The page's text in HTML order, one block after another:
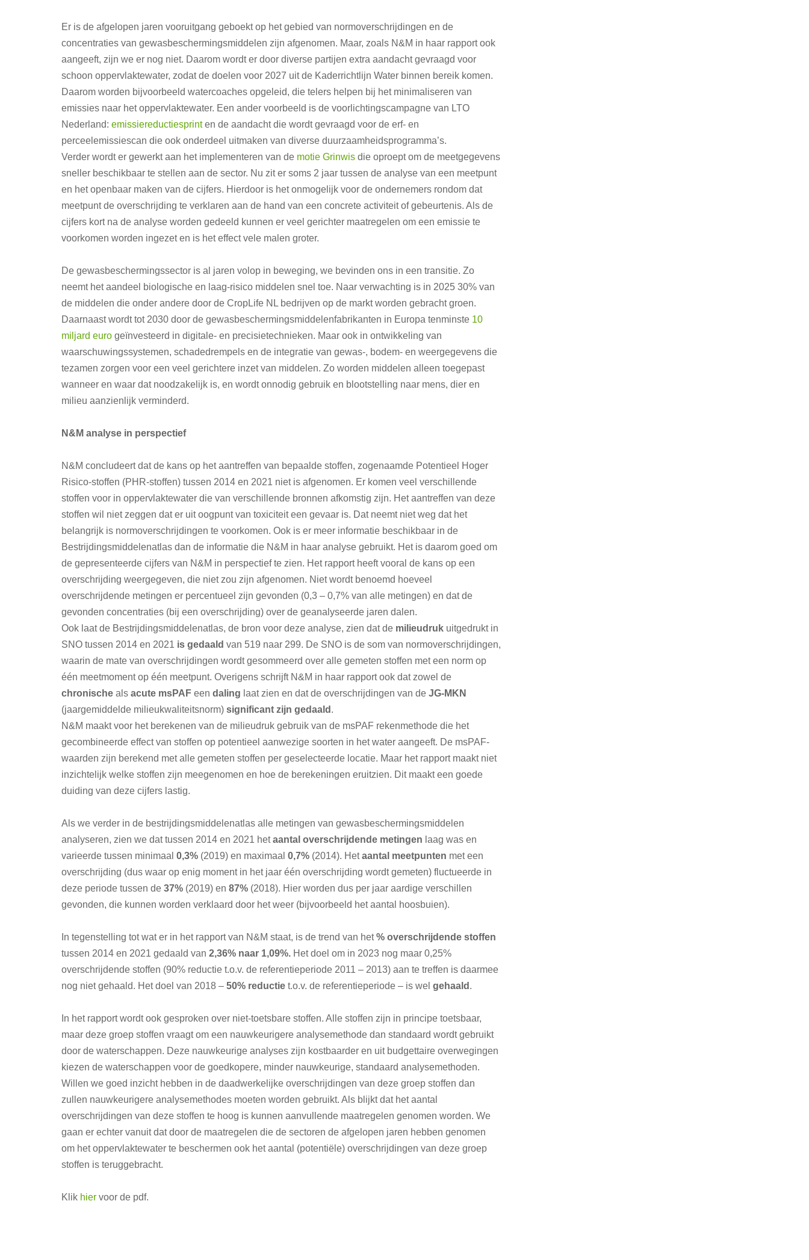
Er is de afgelopen jaren vooruitgang geboekt op het gebied van normoverschrijdingen en de
concentraties van gewasbeschermingsmiddelen zijn afgenomen. Maar, zoals N&M in haar rapport ook
aangeeft, zijn we er nog niet. Daarom wordt er door diverse partijen extra aandacht gevraagd voor
schoon oppervlaktewater, zodat de doelen voor 2027 uit de Kaderrichtlijn Water binnen bereik komen.
Daarom worden bijvoorbeeld watercoaches opgeleid, die telers helpen bij het minimaliseren van
emissies naar het oppervlaktewater. Een ander voorbeeld is de voorlichtingscampagne van LTO
Nederland: emissiereductiesprinten de aandacht die wordt gevraagd voor de erf- en
perceelemissiescan die ook onderdeel uitmaken van diverse duurzaamheidsprogramma’s.
Verder wordt er gewerkt aan het implementeren van de motie Grinwis die oproept om de meetgegevens
sneller beschikbaar te stellen aan de sector. Nu zit er soms 2 jaar tussen de analyse van een meetpunt
en het openbaar maken van de cijfers. Hierdoor is het onmogelijk voor de ondernemers rondom dat
meetpunt de overschrijding te verklaren aan de hand van een concrete activiteit of gebeurtenis. Als de
cijfers kort na de analyse worden gedeeld kunnen er veel gerichter maatregelen om een emissie te
voorkomen worden ingezet en is het effect vele malen groter.
De gewasbeschermingssector is al jaren volop in beweging, we bevinden ons in een transitie. Zo
neemt het aandeel biologische en laag-risico middelen snel toe. Naar verwachting is in 2025 30% van
de middelen die onder andere door de CropLife NL bedrijven op de markt worden gebracht groen.
Daarnaast wordt tot 2030 door de gewasbeschermingsmiddelenfabrikanten in Europa tenminste 10
miljard euro geïnvesteerd in digitale- en precisietechnieken. Maar ook in ontwikkeling van
waarschuwingssystemen, schadedrempels en de integratie van gewas-, bodem- en weergegevens die
tezamen zorgen voor een veel gerichtere inzet van middelen. Zo worden middelen alleen toegepast
wanneer en waar dat noodzakelijk is, en wordt onnodig gebruik en blootstelling naar mens, dier en
milieu aanzienlijk verminderd.
N&M analyse in perspectief
N&M concludeert dat de kans op het aantreffen van bepaalde stoffen, zogenaamde Potentieel Hoger
Risico-stoffen (PHR-stoffen) tussen 2014 en 2021 niet is afgenomen. Er komen veel verschillende
stoffen voor in oppervlaktewater die van verschillende bronnen afkomstig zijn. Het aantreffen van deze
stoffen wil niet zeggen dat er uit oogpunt van toxiciteit een gevaar is. Dat neemt niet weg dat het
belangrijk is normoverschrijdingen te voorkomen. Ook is er meer informatie beschikbaar in de
Bestrijdingsmiddelenatlas dan de informatie die N&M in haar analyse gebruikt. Het is daarom goed om
de gepresenteerde cijfers van N&M in perspectief te zien. Het rapport heeft vooral de kans op een
overschrijding weergegeven, die niet zou zijn afgenomen. Niet wordt benoemd hoeveel
overschrijdende metingen er percentueel zijn gevonden (0,3 – 0,7% van alle metingen) en dat de
gevonden concentraties (bij een overschrijding) over de geanalyseerde jaren dalen.
Ook laat de Bestrijdingsmiddelenatlas, de bron voor deze analyse, zien dat de milieudruk uitgedrukt in
SNO tussen 2014 en 2021 is gedaald van 519 naar 299. De SNO is de som van normoverschrijdingen,
waarin de mate van overschrijdingen wordt gesommeerd over alle gemeten stoffen met een norm op
één meetmoment op één meetpunt. Overigens schrijft N&M in haar rapport ook dat zowel de
chronische als acute msPAF een daling laat zien en dat de overschrijdingen van de JG-MKN
(jaargemiddelde milieukwaliteitsnorm) significant zijn gedaald .
N&M maakt voor het berekenen van de milieudruk gebruik van de msPAF rekenmethode die het
gecombineerde effect van stoffen op potentieel aanwezige soorten in het water aangeeft. De msPAF-
waarden zijn berekend met alle gemeten stoffen per geselecteerde locatie. Maar het rapport maakt niet
inzichtelijk welke stoffen zijn meegenomen en hoe de berekeningen eruitzien. Dit maakt een goede
duiding van deze cijfers lastig.
Als we verder in de bestrijdingsmiddelenatlas alle metingen van gewasbeschermingsmiddelen
analyseren, zien we dat tussen 2014 en 2021 hetaantal overschrijdende metingen laag was en
varieerde tussen minimaal 0,3% (2019) en maximaal 0,7% (2014). Hetaantal meetpunten met een
overschrijding (dus waar op enig moment in het jaar één overschrijding wordt gemeten) fluctueerde in
deze periode tussen de 37% (2019) en 87% (2018). Hier worden dus per jaar aardige verschillen
gevonden, die kunnen worden verklaard door het weer (bijvoorbeeld het aantal hoosbuien).
In tegenstelling tot wat er in het rapport van N&M staat, is de trend van het% overschrijdende stoffen
tussen 2014 en 2021 gedaald van 2,36% naar 1,09%. Het doel om in 2023 nog maar 0,25%
overschrijdende stoffen (90% reductie t.o.v. de referentieperiode 2011 – 2013) aan te treffen is daarmee
nog niet gehaald. Het doel van 2018 – 50% reductie t.o.v. de referentieperiode – is wel gehaald .
In het rapport wordt ook gesproken over niet-toetsbare stoffen. Alle stoffen zijn in principe toetsbaar,
maar deze groep stoffen vraagt om een nauwkeurigere analysemethode dan standaard wordt gebruikt
door de waterschappen. Deze nauwkeurige analyses zijn kostbaarder en uit budgettaire overwegingen
kiezen de waterschappen voor de goedkopere, minder nauwkeurige, standaard analysemethoden.
Willen we goed inzicht hebben in de daadwerkelijke overschrijdingen van deze groep stoffen dan
zullen nauwkeurigere analysemethodes moeten worden gebruikt. Als blijkt dat het aantal
overschrijdingen van deze stoffen te hoog is kunnen aanvullende maatregelen genomen worden. We
gaan er echter vanuit dat door de maatregelen die de sectoren de afgelopen jaren hebben genomen
om het oppervlaktewater te beschermen ook het aantal (potentiële) overschrijdingen van deze groep
stoffen is teruggebracht.
Klik hier voor de pdf.